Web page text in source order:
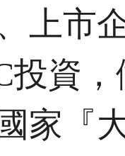
上市
投資
家『